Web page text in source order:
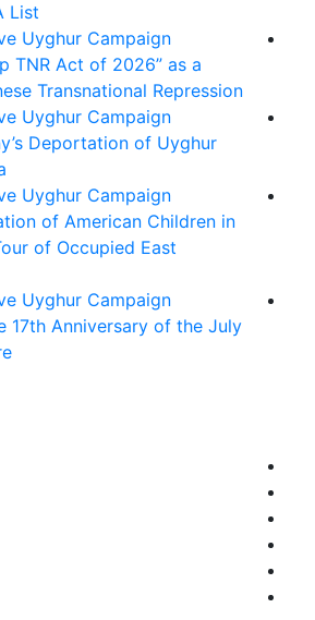
List
Uyghur Campaign
TNR Act of 2026” as a
Transnational Repression
Uyghur Campaign
Deportation of Uyghur
Uyghur Campaign
of American Children in
of Occupied East
Uyghur Campaign
17th Anniversary of the July